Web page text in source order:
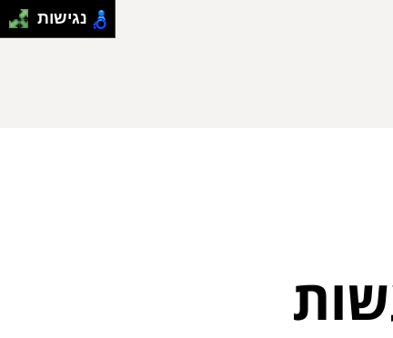
נגישות